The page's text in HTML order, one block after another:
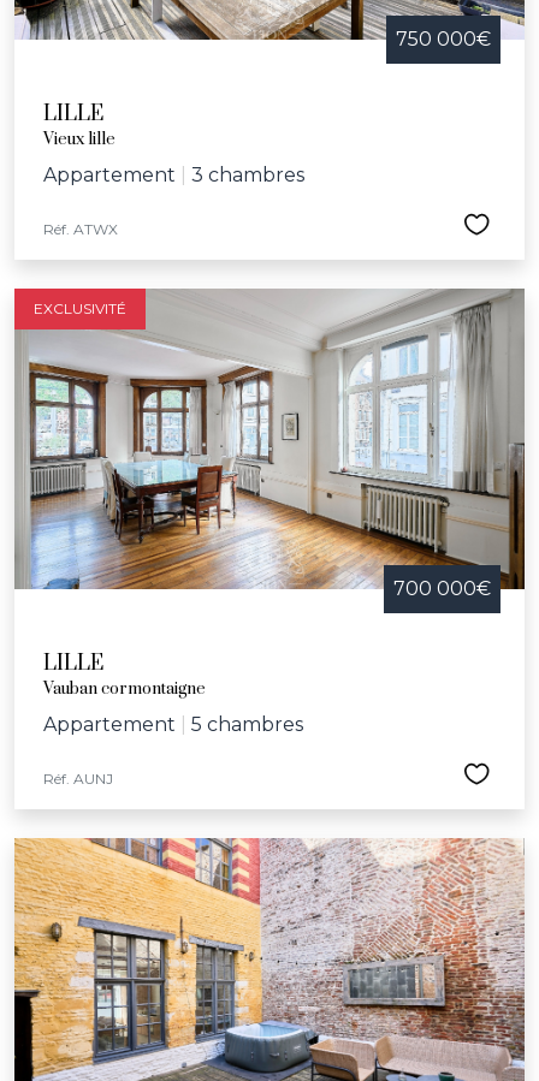
750 000€
LILLE
Vieux lille
Appartement 3 chambres
Réf. ATWX
EXCLUSIVITÉ
700 000€
LILLE
Vauban cormontaigne
Appartement 5 chambres
Réf. AUNJ